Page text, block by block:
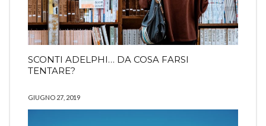
SCONTI ADELPHI… DA COSA FARSI
TENTARE?
GIUGNO 27, 2019